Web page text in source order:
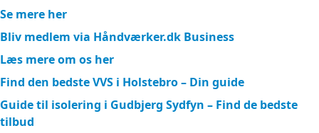
Se mere her
Bliv medlem via Håndværker.dk Business
Læs mere om os her
Find den bedste VVS i Holstebro – Din guide
Guide til isolering i Gudbjerg Sydfyn – Find de bedste
tilbud